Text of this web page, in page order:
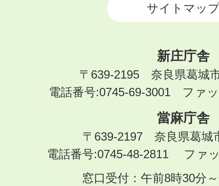
サイトマッ
新庄庁舎
〒639-2195 奈良県葛城
電話番号:0745-69-3001 ファ
當麻庁舎
〒639-2197 奈良県葛城
電話番号:0745-48-2811 ファ
窓口受付：午前8時30分